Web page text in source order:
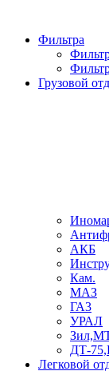
Фильтра
Грузовой
АКБ
Кам.
МАЗ
ГА3
УРАЛ
ДТ-
Легковой